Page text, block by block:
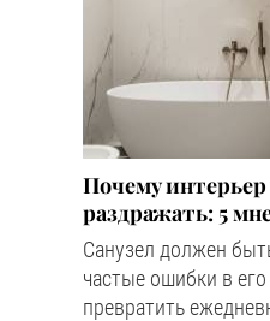
Почему
раздражать: 5
Санузел должен
частые ошибки в
превратить